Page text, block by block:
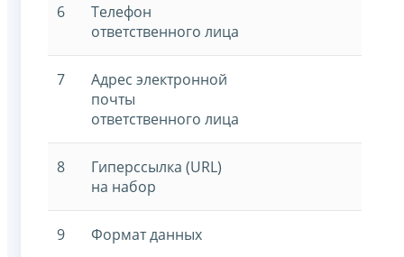
6
Телефон
ответственного лица
7
Адрес электронной
почты
ответственного лица
8
Гиперссылка (URL)
на набор
9 Формат данных